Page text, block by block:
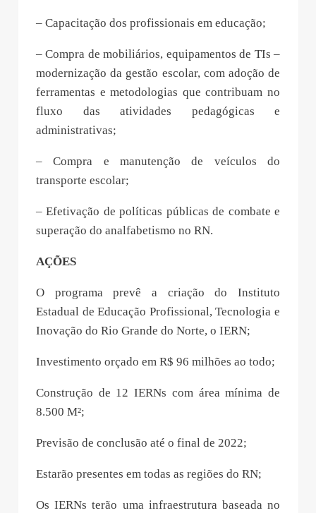
– Capacitação dos profissionais em educação;
– Compra de mobiliários, equipamentos de TIs –
modernização da gestão escolar, com adoção de
ferramentas e metodologias que contribuam no
fluxo das atividades pedagógicas e
administrativas;
– Compra e manutenção de veículos do
transporte escolar;
– Efetivação de políticas públicas de combate e
superação do analfabetismo no RN.
AÇÕES
O programa prevê a criação do Instituto
Estadual de Educação Profissional, Tecnologia e
Inovação do Rio Grande do Norte, o IERN;
Investimento orçado em R$ 96 milhões ao todo;
Construção de 12 IERNs com área mínima de
8.500 M²;
Previsão de conclusão até o final de 2022;
Estarão presentes em todas as regiões do RN;
Os IERNs terão uma infraestrutura baseada no